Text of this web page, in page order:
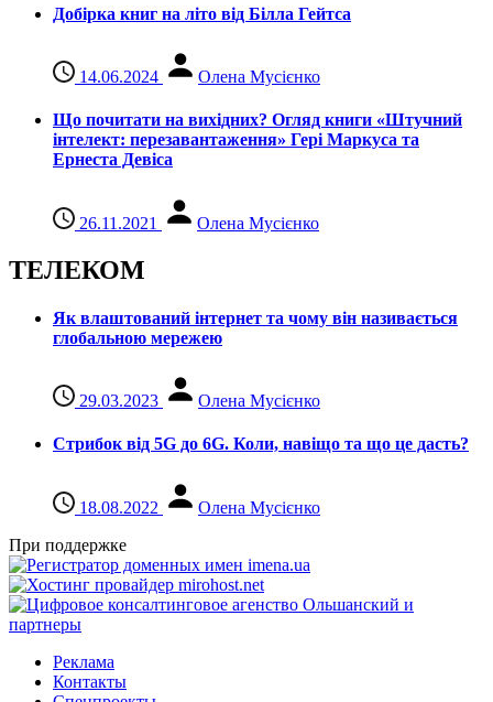
Добірка книг на літо від Білла Гейтса
14.06.2024 Олена Мусієнко
Що почитати на вихідних? Огляд книги «Штучний
інтелект: перезавантаження» Гері Маркуса та
Ернеста Девіса
26.11.2021 Олена Мусієнко
ТЕЛЕКОМ
Як влаштований інтернет та чому він називається
глобальною мережею
29.03.2023 Олена Мусієнко
Стрибок від 5G до 6G. Коли, навіщо та що це даcть?
18.08.2022
Олена Мусієнко
При поддержке
Реклама
Контакты